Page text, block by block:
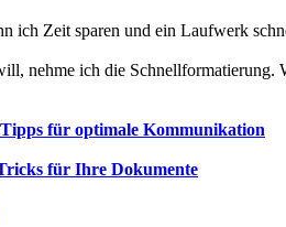
ich Zeit sparen und ein Laufwerk
nehme ich die
für optimale Kommunikation
für Ihre Dokumente